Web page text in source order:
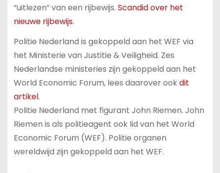
“uitlezen” van een rijbewijs. Scandid over het
nieuwe rijbewijs.
Politie Nederland is gekoppeld aan het WEF via
het Ministerie van Justitie & Veiligheid. Zes
Nederlandse ministeries zijn gekoppeld aan het
World Economic Forum, lees daarover ookdit
artikel.
Politie Nederland met figurant John Riemen. John
Riemen is als politieagent ook lid van het World
Economic Forum (WEF). Politie organen
wereldwijd zijn gekoppeld aan het WEF.